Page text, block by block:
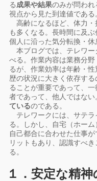
る成果や結果のみが問わ
視点から見た到達値である
高齢になるほど、体力・
も多くなる。長時間に及
個人に沿った気分転換・休
本ブログでは、テレワー
べる。作業内容は業務分
るが、作業効率は年齢・
歴の状況に大きく依存す
ることが重要であって、
者であって、他人ではない
ているのである。
テレワークには、サテラ
る。しかし、自宅（ホー
自己都合に合わせた仕事
リットもあり、認識すべ
る。
１．安定な精神